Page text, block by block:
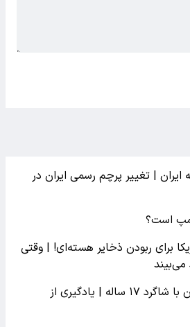
ایران | تغییر پرچم رسمی ایران در
است؟
برای ربودن ذخایر هسته‌ای! | وقتی
می‌بیند
رسوایی جنسی معلم زن با شاگرد ۱۷ ساله | یادگیری از